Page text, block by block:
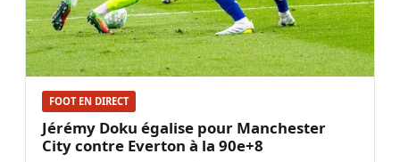
FOOT EN DIRECT
Jérémy Doku égalise pour Manchester
City contre Everton à la 90e+8